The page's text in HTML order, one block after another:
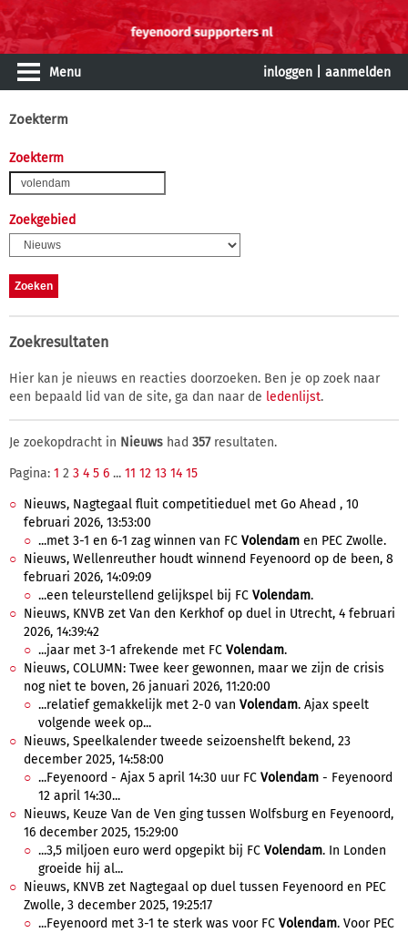
Menu inloggen aanmelden
Zoekterm
Zoekterm
Zoekgebied
Zoekresultaten
Hier kan je nieuws en reacties doorzoeken. Ben je op zoek naar
een bepaald lid van de site, ga dan naar de ledenlijst.
Je zoekopdracht in Nieuws had 357resultaten.
Pagina: 1 2 3 4 5 6 ... 11 12 13 14 15
Nieuws, Nagtegaal fluit competitieduel met Go Ahead , 10
februari 2026, 13:53:00
...met 3-1 en 6-1 zag winnen van FC Volendam en PEC Zwolle.
Nieuws, Wellenreuther houdt winnend Feyenoord op de been, 8
februari 2026, 14:09:09
...een teleurstellend gelijkspel bij FC Volendam.
Nieuws, KNVB zet Van den Kerkhof op duel in Utrecht, 4 februari
2026, 14:39:42
...jaar met 3-1 afrekende met FC Volendam.
Nieuws, COLUMN: Twee keer gewonnen, maar we zijn de crisis
nog niet te boven, 26 januari 2026, 11:20:00
...relatief gemakkelijk met 2-0 van Volendam. Ajax speelt
volgende week op...
Nieuws, Speelkalender tweede seizoenshelft bekend, 23
december 2025, 14:58:00
...Feyenoord - Ajax 5 april 14:30 uur FC Volendam - Feyenoord
12 april 14:30...
Nieuws, Keuze Van de Ven ging tussen Wolfsburg en Feyenoord,
16 december 2025, 15:29:00
...3,5 miljoen euro werd opgepikt bij FC Volendam. In Londen
groeide hij al...
Nieuws, KNVB zet Nagtegaal op duel tussen Feyenoord en PEC
Zwolle, 3 december 2025, 19:25:17
...Feyenoord met 3-1 te sterk was voor FC Volendam. Voor PEC